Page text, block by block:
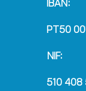
IBAN:
PT50
NIF:
510 408